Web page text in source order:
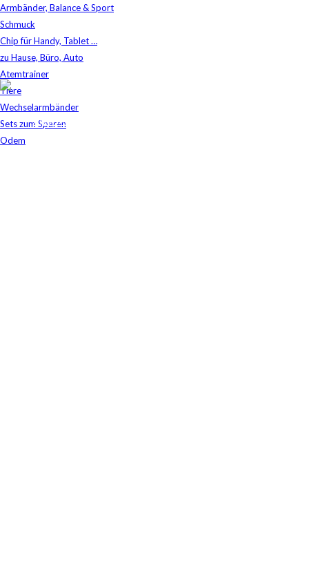
Armbänder, Balance & Sport
Schmuck
Chip für Handy, Tablet …
zu Hause, Büro, Auto
Atemtrainer
Tiere
Wechselarmbänder
Sets zum Sparen
Odem
Aqua Revital